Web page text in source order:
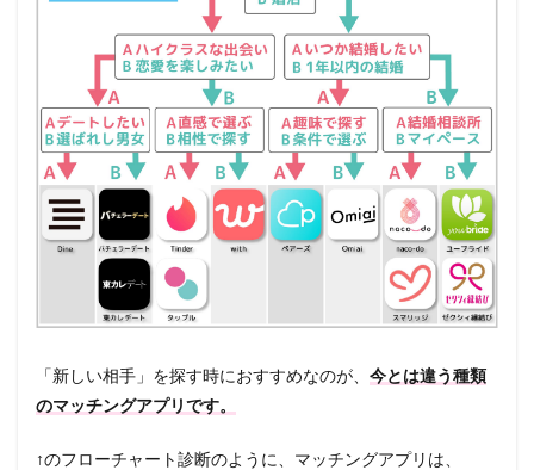
「新しい相手」を探す時におすすめなのが、 今とは違う種類
のマッチングアプリです。
↑のフローチャート診断のように、マッチングアプリは、